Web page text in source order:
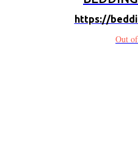
https://
Out